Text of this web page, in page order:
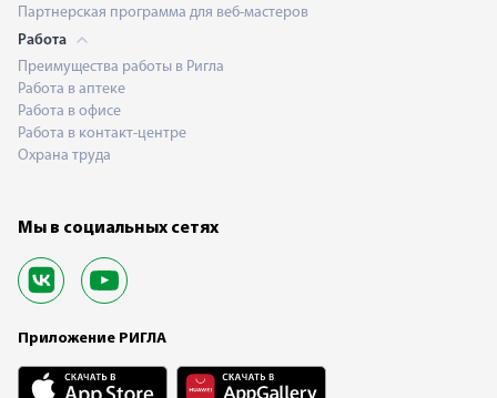
Партнерская программа для веб-мастеров
Работа
Преимущества работы в Ригла
Работа в аптеке
Работа в офисе
Работа в контакт-центре
Охрана труда
Мы в социальных сетях
Приложение РИГЛА